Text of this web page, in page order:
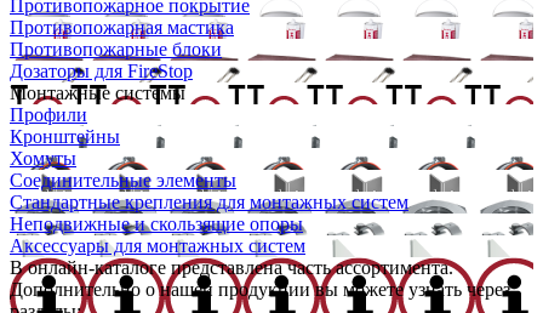
Противопожарное покрытие
Противопожарная мастика
Противопожарные блоки
Дозаторы для FireStop
Монтажные системы
Профили
Кронштейны
Хомуты
Соединительные элементы
Стандартные крепления для монтажных систем
Неподвижные и скользящие опоры
Аксессуары для монтажных систем
В онлайн-каталоге представлена часть ассортимента.
Дополнительно о нашей продукции вы можете узнать через